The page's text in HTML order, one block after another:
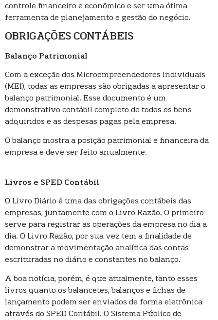
controle financeiro e econômico e ser uma ótima
ferramenta de planejamento e gestão do negócio.
OBRIGAÇÕES CONTÁBEIS
Balanço Patrimonial
Com a exceção dos Microempreendedores Individuais
(MEI), todas as empresas são obrigadas a apresentar o
balanço patrimonial. Esse documento é um
demonstrativo contábil completo de todos os bens
adquiridos e as despesas pagas pela empresa.
O balanço mostra a posição patrimonial e financeira da
empresa e deve ser feito anualmente.
Livros e SPED Contábil
O Livro Diário é uma das obrigações contábeis das
empresas, juntamente com o Livro Razão. O primeiro
serve para registrar as operações da empresa no dia a
dia. O Livro Razão, por sua vez tem a finalidade de
demonstrar a movimentação analítica das contas
escrituradas no diário e constantes no balanço.
A boa notícia, porém, é que atualmente, tanto esses
livros quanto os balancetes, balanços e fichas de
lançamento podem ser enviados de forma eletrônica
através do SPED Contábil. O Sistema Público de